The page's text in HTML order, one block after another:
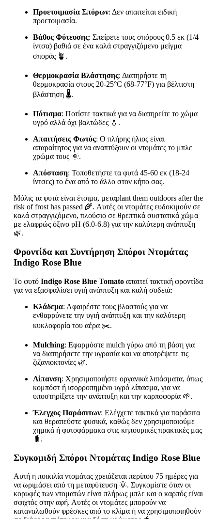
Προετοιμασία Σπόρων: Δεν απαιτείται ειδική
προετοιμασία.
Βάθος Φύτευσης: Σπείρετε τους σπόρους 0.5 εκ (1/4
ίντσα) βαθιά σε ένα καλά στραγγιζόμενο μείγμα
σποράς 🪴.
Θερμοκρασία Βλάστησης: Διατηρήστε τη
θερμοκρασία στους 20-25°C (68-77°F) για βέλτιστη
βλάστηση 🌡️.
Πότισμα: Ποτίστε τακτικά για να διατηρείτε το χώμα
υγρό αλλά όχι βαλτώδες 💧.
Απαιτήσεις Φωτός: Ο πλήρης ήλιος είναι
απαραίτητος για να αναπτύξουν οι ντομάτες το μπλε
χρώμα τους 🌞.
Απόσταση: Τοποθετήστε τα φυτά 45-60 εκ (18-24
ίντσες) το ένα από το άλλο στον κήπο σας.
Μόλις τα φυτά είναι έτοιμα, μεταplant them outdoors after the
risk of frost has passed 🌾. Αυτές οι ντομάτες ευδοκιμούν σε
καλά στραγγιζόμενο, πλούσιο σε θρεπτικά συστατικά χώμα
με ελαφρώς όξινο pH (6.0-6.8) για την καλύτερη ανάπτυξη
🌿.
Φροντίδα και Συντήρηση Σπόροι Ντομάτας
Indigo Rose Blue
Το φυτό Indigo Rose Blue Tomato απαιτεί τακτική φροντίδα
για να εξασφαλίσει υγιή ανάπτυξη και καλή σοδειά:
Κλάδεμα: Αφαιρέστε τους βλαστούς για να
ενθαρρύνετε την υγιή ανάπτυξη και την καλύτερη
κυκλοφορία του αέρα ✂️.
Mulching: Εφαρμόστε mulch γύρω από τη βάση για
να διατηρήσετε την υγρασία και να αποτρέψετε τις
ζιζανιοκτονίες 🌿.
Λίπανση: Χρησιμοποιήστε οργανικά λιπάσματα, όπως
κομπόστ ή ισορροπημένο υγρό λίπασμα, για να
υποστηρίξετε την ανάπτυξη και την καρποφορία 🌱.
Έλεγχος Παράσιτων: Ελέγχετε τακτικά για παράσιτα
και θεραπεύστε φυσικά, καθώς δεν χρησιμοποιούμε
χημικά ή φυτοφάρμακα στις κηπουρικές πρακτικές μας
🐛.
Συγκομιδή Σπόροι Ντομάτας Indigo Rose Blue
Αυτή η ποικιλία ντομάτας χρειάζεται περίπου 75 ημέρες για
να ωριμάσει από τη μεταφύτευση 🌞. Συγκομίστε όταν οι
κορυφές των ντοματών είναι πλήρως μπλε και ο καρπός είναι
σφιχτός στην αφή. Αυτές οι ντομάτες μπορούν να
καταναλωθούν φρέσκες από το κλίμα ή να χρησιμοποιηθούν